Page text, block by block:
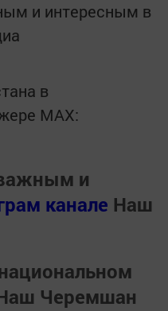
и интересным в
в
MАХ:
и
канале Наш
Черемшан